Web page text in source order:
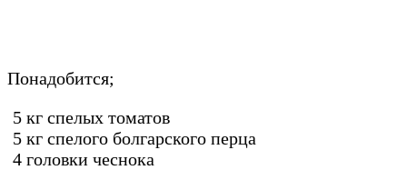
Понадобится;
5 кг спелых томатов
5 кг спелого болгарского перца
4 головки чеснока